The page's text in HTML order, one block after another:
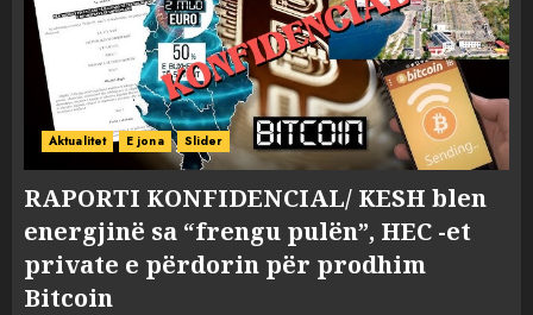
Aktualitet E jona Slider
RAPORTI KONFIDENCIAL/ KESH blen
energjinë sa “frengu pulën”, HEC -et
private e përdorin për prodhim
Bitcoin